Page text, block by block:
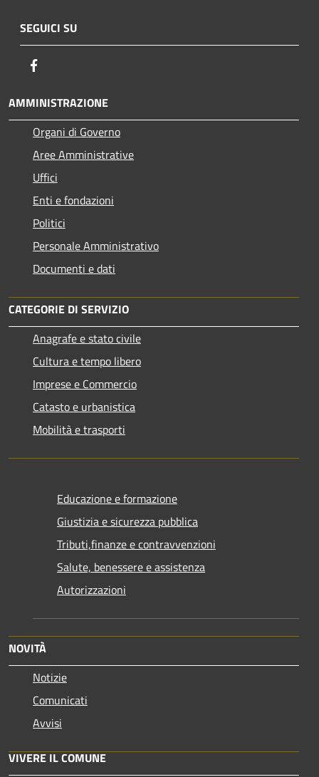
SEGUICI SU
AMMINISTRAZIONE
Organi di Governo
Aree Amministrative
Uffici
Enti e fondazioni
Politici
Personale Amministrativo
Documenti e dati
CATEGORIE DI SERVIZIO
Anagrafe e stato civile
Cultura e tempo libero
Imprese e Commercio
Catasto e urbanistica
Mobilità e trasporti
Educazione e formazione
Giustizia e sicurezza pubblica
Tributi,finanze e contravvenzioni
Salute, benessere e assistenza
Autorizzazioni
NOVITÀ
Notizie
Comunicati
Avvisi
VIVERE IL COMUNE